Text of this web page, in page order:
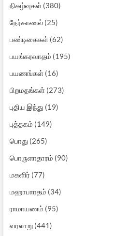
நிகழ்வுகள்(380)
நேர்காணல்(25)
பண்டிகைகள்(62)
பயங்கரவாதம் (195)
பயணங்கள்(16)
பிறமதங்கள்(273)
புதிய இந்து (19)
புத்தகம் (149)
பொது (265)
பொருளாதாரம் (90)
மகளிர் (77)
மஹாபாரதம் (34)
ராமாயணம் (95)
வரலாறு(441)